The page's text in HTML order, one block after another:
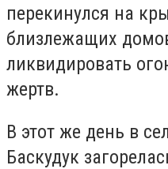
перекинулся на
близлежащих
ликвидировать
жертв.
В этот же день в
Баскудук